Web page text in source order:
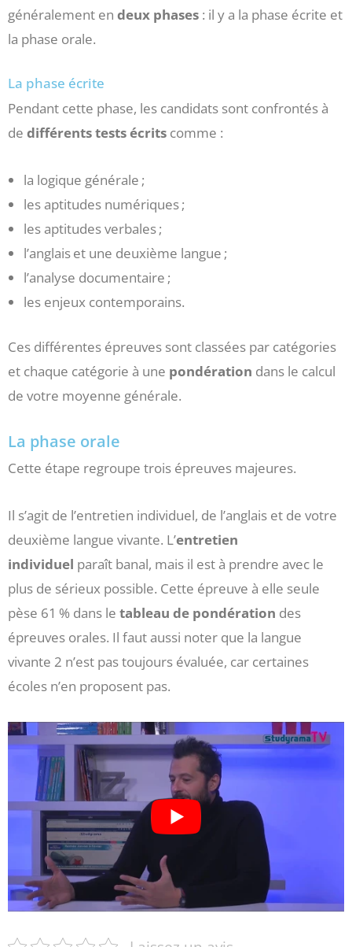
généralement en deux phases : il y a la phase écrite et
la phase orale.
La phase écrite
Pendant cette phase, les candidats sont confrontés à
de différents tests écrits comme :
la logique générale ;
les aptitudes numériques ;
les aptitudes verbales ;
l’anglais et une deuxième langue ;
l’analyse documentaire ;
les enjeux contemporains.
Ces différentes épreuves sont classées par catégories
et chaque catégorie à une pondération dans le calcul
de votre moyenne générale.
La phase orale
Cette étape regroupe trois épreuves majeures.
Il s’agit de l’entretien individuel, de l’anglais et de votre
deuxième langue vivante. L’entretien
individuel paraît banal, mais il est à prendre avec le
plus de sérieux possible. Cette épreuve à elle seule
pèse 61 % dans le tableau de pondération des
épreuves orales. Il faut aussi noter que la langue
vivante 2 n’est pas toujours évaluée, car certaines
écoles n’en proposent pas.